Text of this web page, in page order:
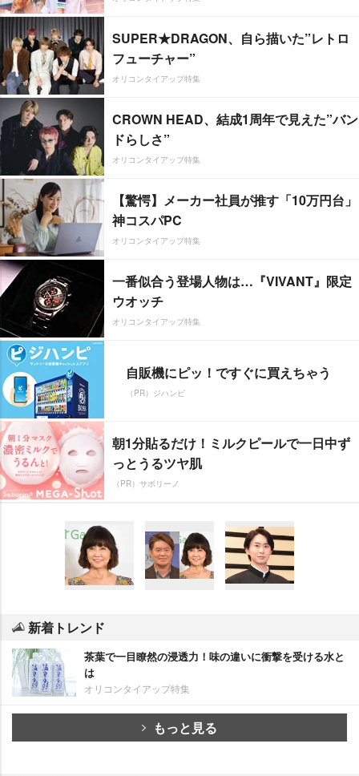
SUPER★DRAGON、自ら描いた”レトロ
フューチャー”
オリコンタイアップ特集
CROWN HEAD、結成1周年で見えた”バン
ドらしさ”
オリコンタイアップ特集
【驚愕】メーカー社員が推す「10万円台」
神コスパPC
オリコンタイアップ特集
一番似合う登場人物は…『VIVANT』限定
ウオッチ
オリコンタイアップ特集
自販機にピッ！ですぐに買えちゃう
（PR）ジハンピ
朝1分貼るだけ！ミルクピールで一日中ず
っとうるツヤ肌
（PR）サボリーノ
新着トレンド
茶葉で一目瞭然の浸透力！味の違いに衝撃を受ける水と
は
オリコンタイアップ特集
もっと見る